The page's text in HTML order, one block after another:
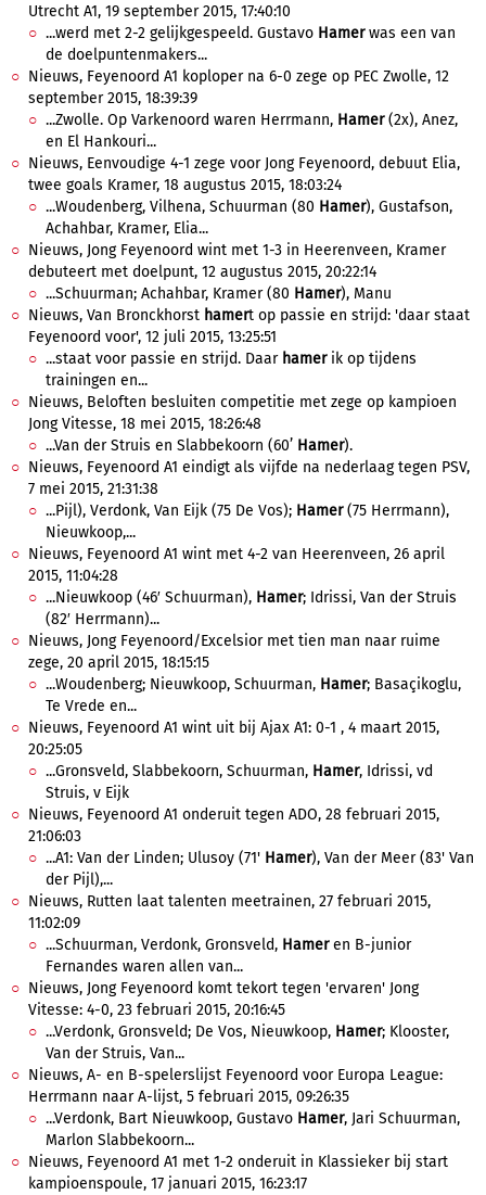
Utrecht A1, 19 september 2015, 17:40:10
...werd met 2-2 gelijkgespeeld. Gustavo Hamerwas een van
de doelpuntenmakers...
Nieuws, Feyenoord A1 koploper na 6-0 zege op PEC Zwolle, 12
september 2015, 18:39:39
...Zwolle. Op Varkenoord waren Herrmann, Hamer(2x), Anez,
en El Hankouri...
Nieuws, Eenvoudige 4-1 zege voor Jong Feyenoord, debuut Elia,
twee goals Kramer, 18 augustus 2015, 18:03:24
...Woudenberg, Vilhena, Schuurman (80 Hamer), Gustafson,
Achahbar, Kramer, Elia...
Nieuws, Jong Feyenoord wint met 1-3 in Heerenveen, Kramer
debuteert met doelpunt, 12 augustus 2015, 20:22:14
...Schuurman; Achahbar, Kramer (80 Hamer), Manu
Nieuws, Van Bronckhorst hamert op passie en strijd: 'daar staat
Feyenoord voor', 12 juli 2015, 13:25:51
...staat voor passie en strijd. Daar hamerik op tijdens
trainingen en...
Nieuws, Beloften besluiten competitie met zege op kampioen
Jong Vitesse, 18 mei 2015, 18:26:48
...Van der Struis en Slabbekoorn (60’ Hamer).
Nieuws, Feyenoord A1 eindigt als vijfde na nederlaag tegen PSV,
7 mei 2015, 21:31:38
...Pijl), Verdonk, Van Eijk (75 De Vos); Hamer(75 Herrmann),
Nieuwkoop,...
Nieuws, Feyenoord A1 wint met 4-2 van Heerenveen, 26 april
2015, 11:04:28
...Nieuwkoop (46′ Schuurman), Hamer; Idrissi, Van der Struis
(82′ Herrmann)...
Nieuws, Jong Feyenoord/Excelsior met tien man naar ruime
zege, 20 april 2015, 18:15:15
...Woudenberg; Nieuwkoop, Schuurman, Hamer; Basaçikoglu,
Te Vrede en...
Nieuws, Feyenoord A1 wint uit bij Ajax A1: 0-1 , 4 maart 2015,
20:25:05
...Gronsveld, Slabbekoorn, Schuurman, Hamer, Idrissi, vd
Struis, v Eijk
Nieuws, Feyenoord A1 onderuit tegen ADO, 28 februari 2015,
21:06:03
...A1: Van der Linden; Ulusoy (71' Hamer), Van der Meer (83' Van
der Pijl),...
Nieuws, Rutten laat talenten meetrainen, 27 februari 2015,
11:02:09
...Schuurman, Verdonk, Gronsveld, Hameren B-junior
Fernandes waren allen van...
Nieuws, Jong Feyenoord komt tekort tegen 'ervaren' Jong
Vitesse: 4-0, 23 februari 2015, 20:16:45
...Verdonk, Gronsveld; De Vos, Nieuwkoop, Hamer; Klooster,
Van der Struis, Van...
Nieuws, A- en B-spelerslijst Feyenoord voor Europa League:
Herrmann naar A-lijst, 5 februari 2015, 09:26:35
...Verdonk, Bart Nieuwkoop, Gustavo Hamer, Jari Schuurman,
Marlon Slabbekoorn...
Nieuws, Feyenoord A1 met 1-2 onderuit in Klassieker bij start
kampioenspoule, 17 januari 2015, 16:23:17